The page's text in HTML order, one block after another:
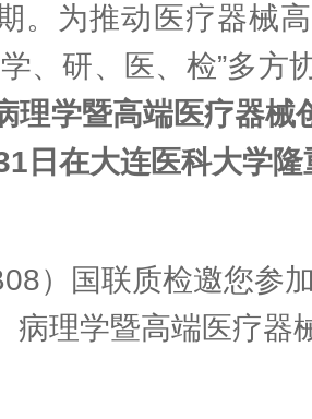
。为推动医疗器械
、研、医、检”多方
理学暨高端医疗器械
日在大连医科大学隆